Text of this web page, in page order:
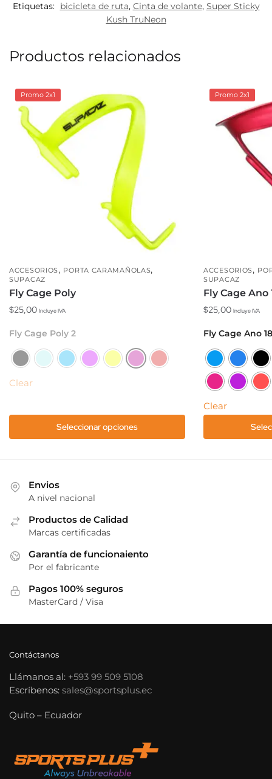
Etiquetas: bicicleta de ruta, Cinta de volante, Super Sticky
Kush TruNeon
Productos relacionados
Promo 2x1
ACCESORIOS, PORTA CARAMAÑOLAS,
SUPACAZ
Fly Cage Poly
$25,00 Incluye IVA
Seleccionar opciones
Este
tiene
variantes.
opciones
la
de
producto
Fly Cage Poly 2
Clear
Promo 2x1
ACCESORIOS,
SUPACAZ
Fly Cage Ano
$25,00 Incluye IVA
Este
tiene
múltiples
variantes.
Las
opciones
Fly Cage Ano
Clear
Envios
A nivel nacional
Productos de Calidad
Marcas certificadas
Garantía de funcionaiento
Por el fabricante
Pagos 100% seguros
MasterCard / Visa
Contáctanos
Llámanos al: +593 99 509 5108
Escríbenos: sales@sportsplus.ec
Quito – Ecuador